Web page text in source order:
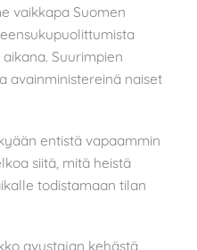
vaikkapa Suomen
Suurimpien
avainministereinä naiset
entistä vapaammin
siitä, mitä heistä
todistamaan tilan
avustajan kehästä